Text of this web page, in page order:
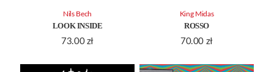
LOOK INSIDE
73.00 zł
Nils Bech
ROSSO
70.00 zł
King Midas